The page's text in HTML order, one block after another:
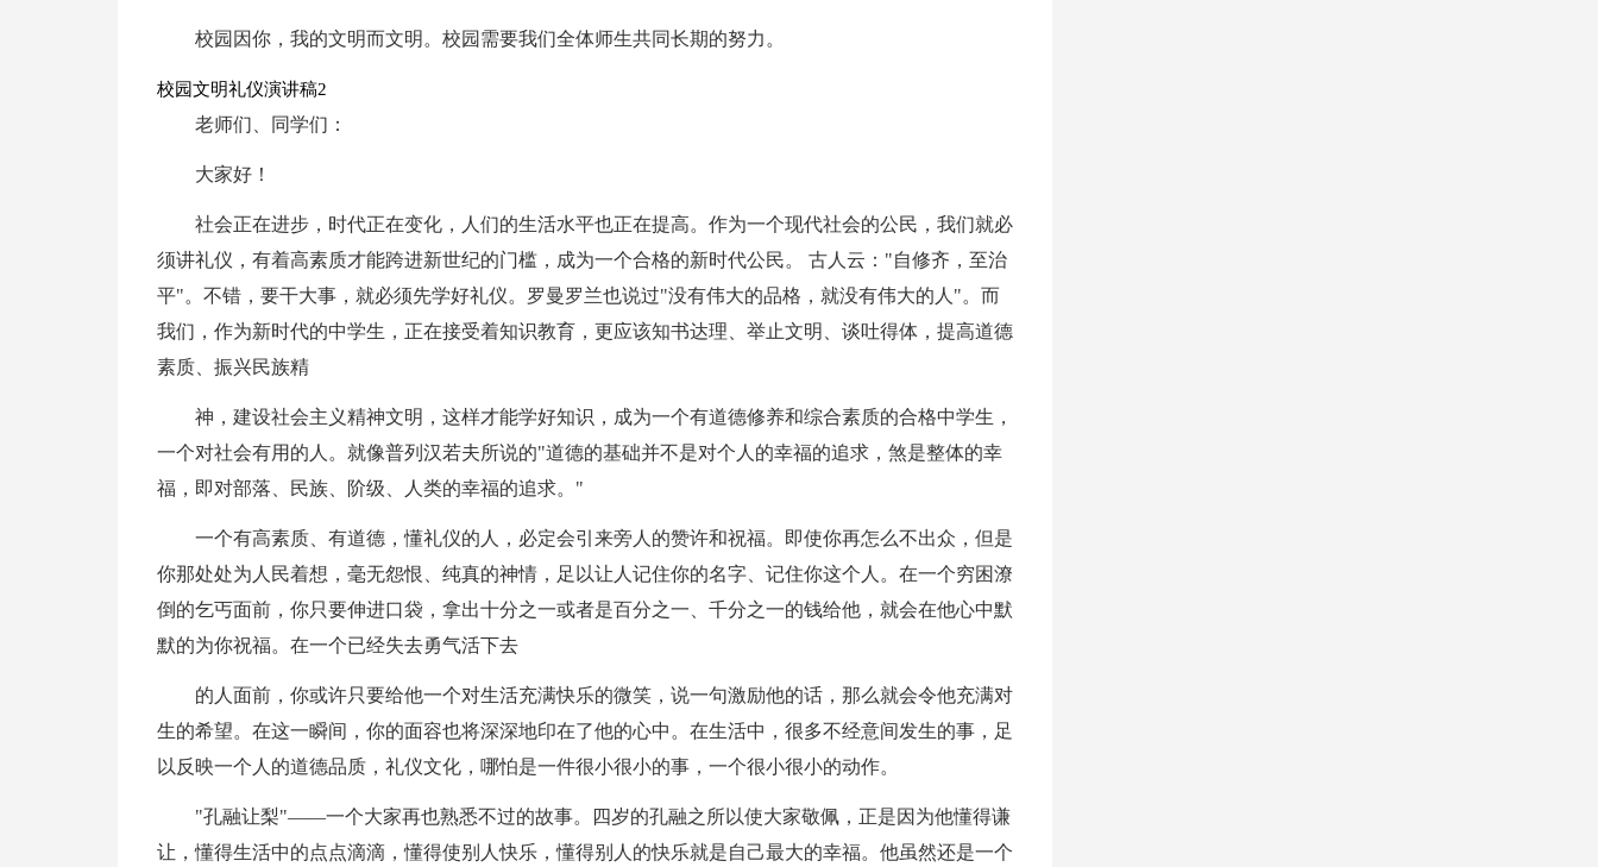
校园因你，我的文明而文明。校园需要我们全体师生共同长期的努力。
校园文明礼仪演讲稿2
老师们、同学们：
大家好！
社会正在进步，时代正在变化，人们的生活水平也正在提高。作为一个现代社会的公民，我们就必
须讲礼仪，有着高素质才能跨进新世纪的门槛，成为一个合格的新时代公民。 古人云："自修齐，至治
平"。不错，要干大事，就必须先学好礼仪。罗曼罗兰也说过"没有伟大的品格，就没有伟大的人"。而
我们，作为新时代的中学生，正在接受着知识教育，更应该知书达理、举止文明、谈吐得体，提高道德
素质、振兴民族精
神，建设社会主义精神文明，这样才能学好知识，成为一个有道德修养和综合素质的合格中学生，
一个对社会有用的人。就像普列汉若夫所说的"道德的基础并不是对个人的幸福的追求，煞是整体的幸
福，即对部落、民族、阶级、人类的幸福的追求。"
一个有高素质、有道德，懂礼仪的人，必定会引来旁人的赞许和祝福。即使你再怎么不出众，但是
你那处处为人民着想，毫无怨恨、纯真的神情，足以让人记住你的名字、记住你这个人。在一个穷困潦
倒的乞丐面前，你只要伸进口袋，拿出十分之一或者是百分之一、千分之一的钱给他，就会在他心中默
默的为你祝福。在一个已经失去勇气活下去
的人面前，你或许只要给他一个对生活充满快乐的微笑，说一句激励他的话，那么就会令他充满对
生的希望。在这一瞬间，你的面容也将深深地印在了他的心中。在生活中，很多不经意间发生的事，足
以反映一个人的道德品质，礼仪文化，哪怕是一件很小很小的事，一个很小很小的动作。
"孔融让梨"——一个大家再也熟悉不过的故事。四岁的孔融之所以使大家敬佩，正是因为他懂得谦
让，懂得生活中的点点滴滴，懂得使别人快乐，懂得别人的快乐就是自己最大的幸福。他虽然还是一个